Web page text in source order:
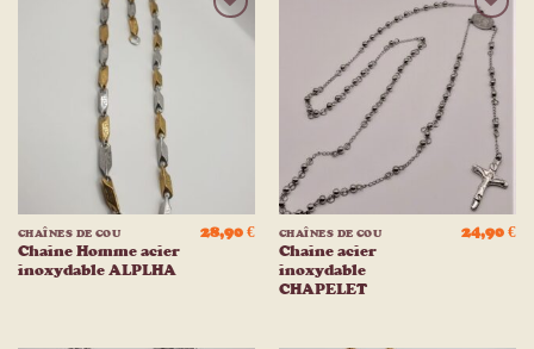
CHAÎNES DE COU
Chaine Homme acier
inoxydable ALPLHA
28,90€
Ajouter
à la
liste
d’envies
CHAÎNES DE COU
Chaine acier
inoxydable
CHAPELET
24,90€